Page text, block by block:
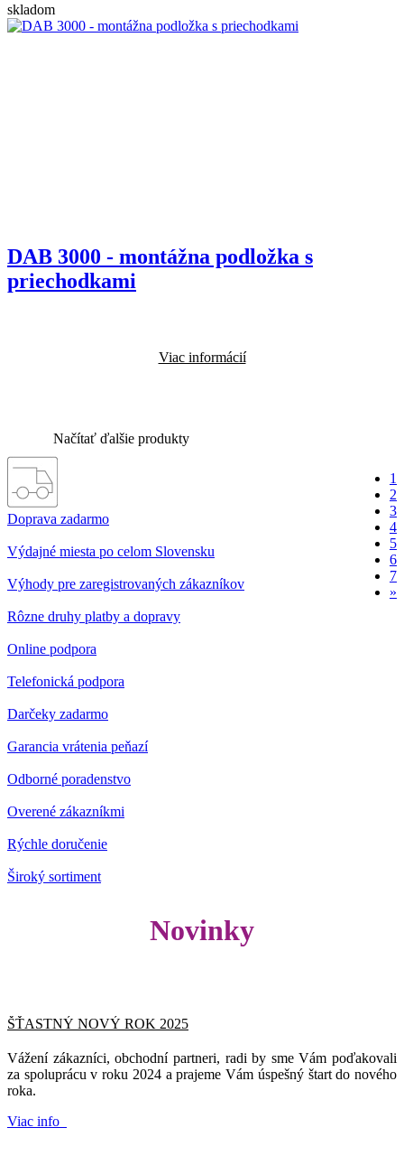
skladom
DAB 3000 - montážna podložka s
priechodkami
Viac informácií
Načítať ďalšie produkty
1
2
3
4
5
6
7
»
Doprava zadarmo
Výdajné miesta po celom Slovensku
Výhody pre zaregistrovaných zákazníkov
Rôzne druhy platby a dopravy
Online podpora
Telefonická podpora
Darčeky zadarmo
Garancia vrátenia peňazí
Odborné poradenstvo
Overené zákazníkmi
Rýchle doručenie
Široký sortiment
Novinky
ŠŤASTNÝ NOVÝ ROK 2025
Vážení zákazníci, obchodní partneri, radi by sme Vám poďakovali
za spoluprácu v roku 2024 a prajeme Vám úspešný štart do nového
roka.
Viac info